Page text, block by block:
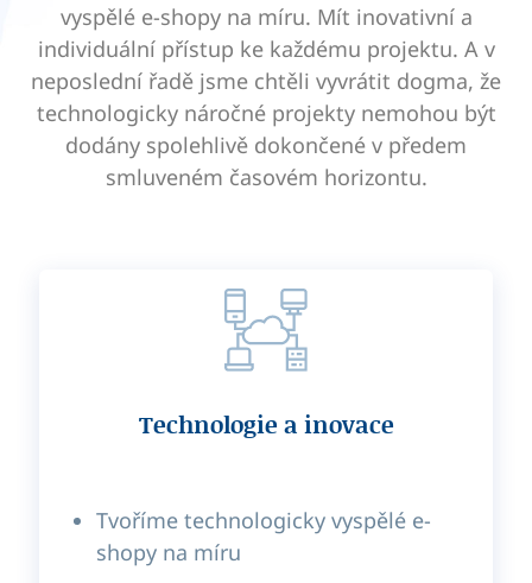
vyspělé e-shopy na míru. Mít inovativní a
individuální přístup ke každému projektu. A v
neposlední řadě jsme chtěli vyvrátit dogma, že
technologicky náročné projekty nemohou být
dodány spolehlivě dokončené v předem
smluveném časovém horizontu.
Technologie a inovace
Tvoříme technologicky vyspělé e-
shopy na míru